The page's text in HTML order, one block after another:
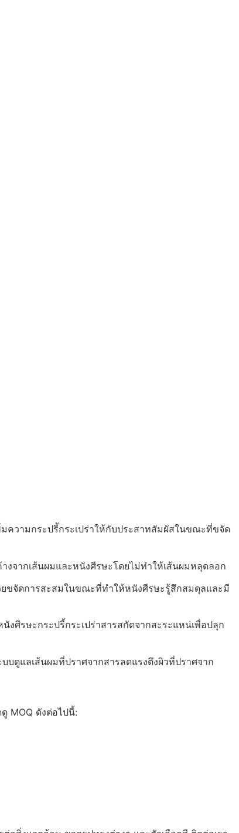
ความกระปรี้กระเปร่าให้กับประสาทสัมผัสในขณะที่ขจัด
จากเส้นผมและหนังศีรษะโดยไม่ทำให้เส้นผมหลุดลอก
ขจัดการสะสมในขณะที่ทำให้หนังศีรษะรู้สึกสมดุลและมี
ศีรษะกระปรี้กระเปร่าสารสกัดจากสะระแหน่เพื่อปลุก
ดูแลเส้นผมที่ปราศจากสารลดแรงตึงผิวที่ปราศจาก
MOQ ดังต่อไปนี้: